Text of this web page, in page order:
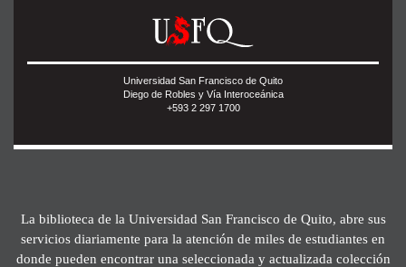
Universidad San Francisco de Quito
Diego de Robles y Vía Interoceánica
+593 2 297 1700
La biblioteca de la Universidad San Francisco de Quito, abre sus
servicios diariamente para la atención de miles de estudiantes en
donde pueden encontrar una seleccionada y actualizada colección